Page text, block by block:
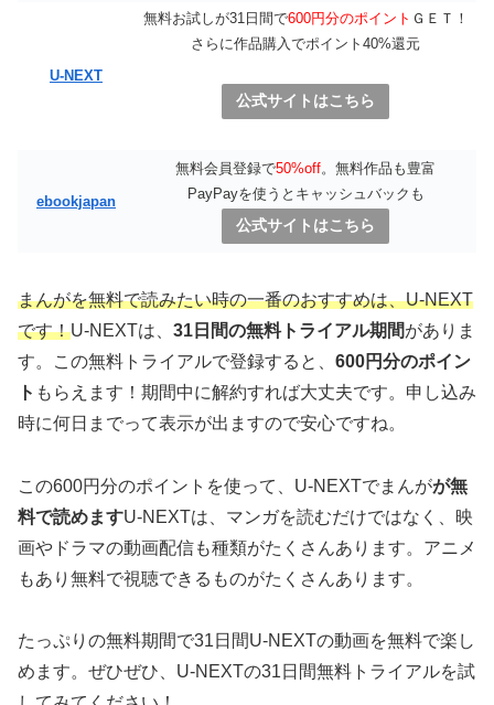
U-NEXT
無料お試しが31日間で600円分のポイント ＧＥＴ！
さらに作品購入でポイント40%還元
公式サイトはこちら
ebookjapan
無料会員登録で50%off。無料作品も豊富
PayPayを使うとキャッシュバックも
公式サイトはこちら
まんがを無料で読みたい時の一番のおすすめは、U-NEXT
です！U-NEXTは、 31日間の無料トライアル期間がありま
す。この無料トライアルで登録すると、 600円分のポイン
ト もらえます！期間中に解約すれば大丈夫です。申し込み
時に何日までって表示が出ますので安心ですね。
この600円分のポイントを使って、U-NEXTでまんがが無
料で読めますU-NEXTは、マンガを読むだけではなく、映
画やドラマの動画配信も種類がたくさんあります。アニメ
もあり無料で視聴できるものがたくさんあります。
たっぷりの無料期間で31日間U-NEXTの動画を無料で楽し
めます。ぜひぜひ、U-NEXTの31日間無料トライアルを試